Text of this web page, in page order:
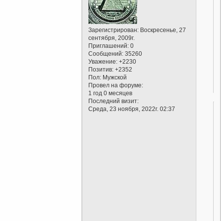
Зарегистрирован: Воскресенье, 27
сентября, 2009г.
Приглашений: 0
Сообщений: 35260
Уважение: +2230
Позитив: +2352
Пол: Мужской
Провел на форуме:
1 год 0 месяцев
Последний визит:
Среда, 23 ноября, 2022г. 02:37